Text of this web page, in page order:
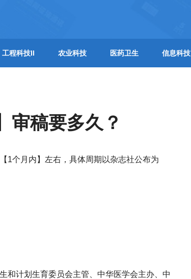
工程科技II 农业科技 医药卫生 信息科技
审稿要多久？
1个月内】左右，具体周期以杂志社公布为
和计划生育委员会主管、中华医学会主办、中